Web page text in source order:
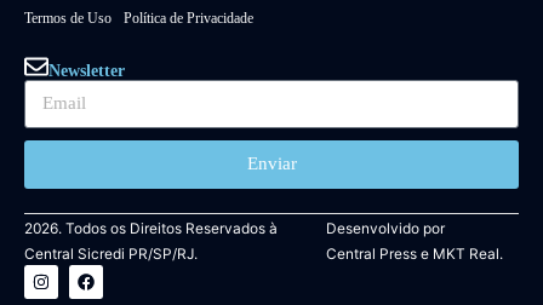
Termos de Uso Política de Privacidade
Newsletter
Enviar
2026. Todos os Direitos Reservados à
Central Sicredi PR/SP/RJ.
Desenvolvido por
Central Presse MKT Real.